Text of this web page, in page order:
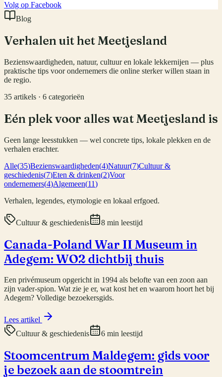
Volg op Facebook
Blog
Verhalen uit het Meetjesland
Bezienswaardigheden, natuur, cultuur en lokale lekkernijen — plus
praktische tips voor ondernemers die online sterker willen staan in
de regio.
35 artikels · 6 categorieën
Eén plek voor alles wat Meetjesland is
Geen lange leesstukken — wel concrete tips, lokale plekken en de
verhalen erachter.
Alle(35)Bezienswaardigheden(4)Natuur(7)Cultuur &
geschiedenis(7)Eten & drinken(2)Voor
ondernemers(4)Algemeen(11)
Verhalen, legendes, etymologie en lokaal erfgoed.
Cultuur & geschiedenis 8 min leestijd
Canada-Poland War II Museum in
Adegem: WO2 dichtbij thuis
Een privémuseum opgericht in 1994 als belofte van een zoon aan
zijn vader-spion. Wat zie je er, wat kost het en waarom hoort het bij
Adegem? Volledige bezoekersgids.
Lees artikel
Cultuur & geschiedenis
6 min leestijd
Stoomcentrum Maldegem: gids voor
je bezoek aan de stoomtrein